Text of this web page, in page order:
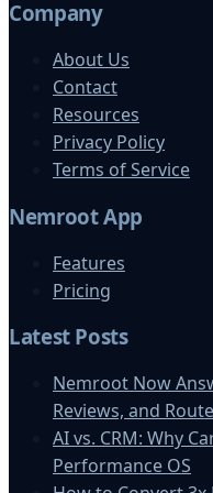
Company
About Us
Contact
Resources
Privacy Policy
Terms of Service
Nemroot App
Features
Pricing
Latest Posts
Nemroot Now
Reviews, and
AI vs. CRM: Why
Performance OS